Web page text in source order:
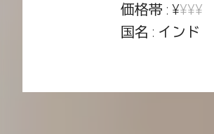
価格帯 : ¥¥¥¥
国名 : インド